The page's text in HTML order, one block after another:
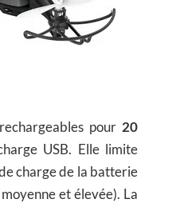
pour 20
USB. Elle limite
charge de la batterie
et élevée). La